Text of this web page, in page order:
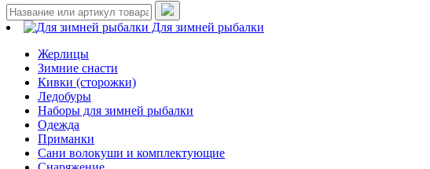
Для зимней рыбалки
Жерлицы
Зимние снасти
Кивки (сторожки)
Ледобуры
Наборы для зимней рыбалки
Одежда
Приманки
Сани волокуши и комплектующие